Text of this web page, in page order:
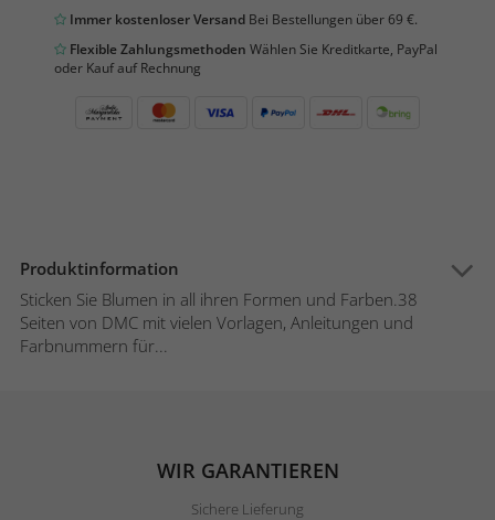
Immer kostenloser Versand Bei Bestellungen über 69 €.
Flexible Zahlungsmethoden Wählen Sie Kreditkarte, PayPal
oder Kauf auf Rechnung
Produktinformation
Sticken Sie Blumen in all ihren Formen und Farben.38
Seiten von DMC mit vielen Vorlagen, Anleitungen und
Farbnummern für...
WIR GARANTIEREN
Sichere Lieferung